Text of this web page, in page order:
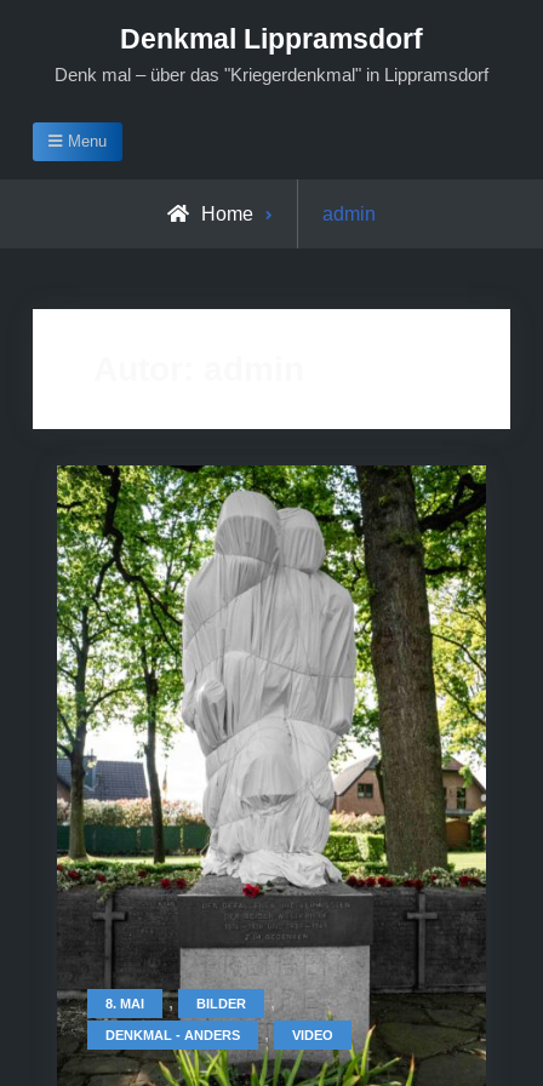
content
Denkmal Lippramsdorf
Denk mal – über das "Kriegerdenkmal" in Lippramsdorf
Menu
Home
View
by
admin
8. MAI , BILDER ,
DENKMAL - ANDERS , VIDEO